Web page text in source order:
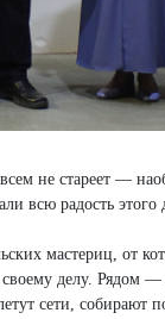
не стареет —
всю радость этого
мастериц, от
делу. Рядом
сети,